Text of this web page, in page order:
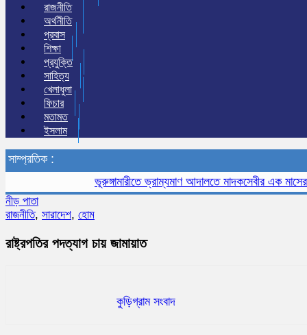
রাজনীতি
অর্থনীতি
প্রবাস
শিক্ষা
প্রযুক্তি
সাহিত্য
খেলাধুলা
ফিচার
মতামত
ইসলাম
সাম্প্রতিক :
ভূরুঙ্গামারীতে ভ্রাম্যমাণ আদালতে মাদকসেবীর এক মাসের
নীড় পাতা
রাজনীতি, সারাদেশ, হোম
রাষ্ট্রপতির পদত্যাগ চায় জামায়াত
কুড়িগ্রাম সংবাদ